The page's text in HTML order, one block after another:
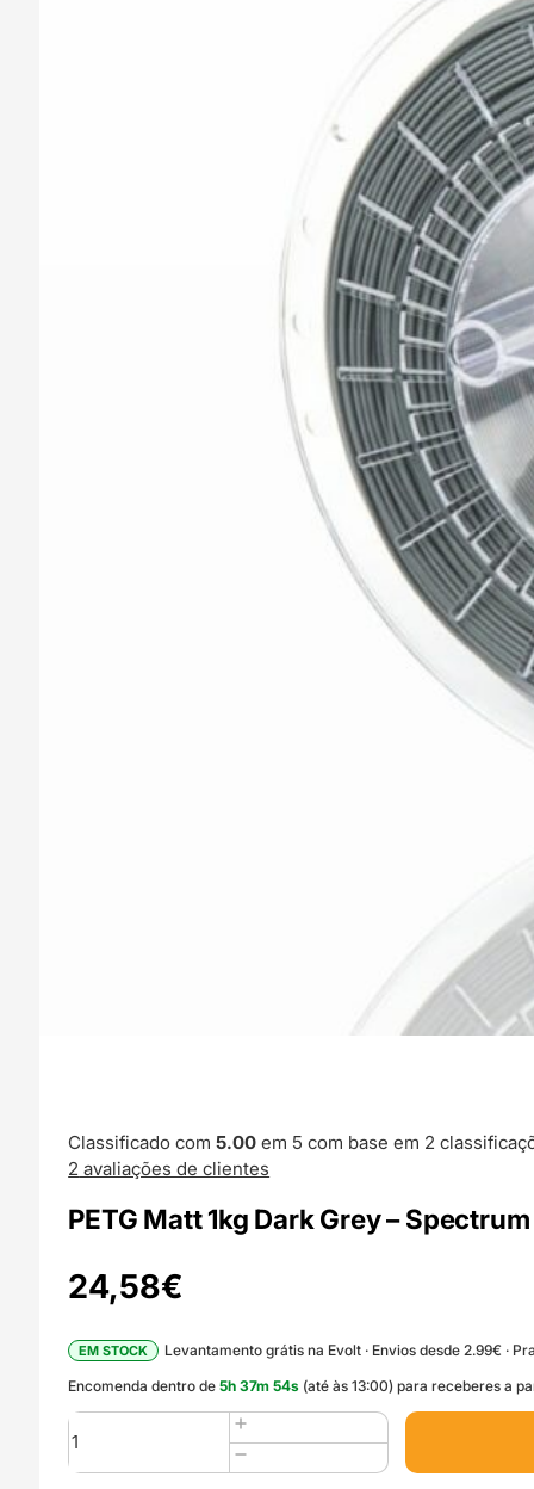
Classificado com5.00 em 5 com base em 2
2 avaliações de clientes
PETG Matt 1kg Dark Grey –
24,58€
EM STOCK
Levantamento grátis na Evolt · Envios desde 2.99€ ·
Encomenda dentro de5h37m53s (até às 13:00) para receberes a
Quantidade
de
PETG